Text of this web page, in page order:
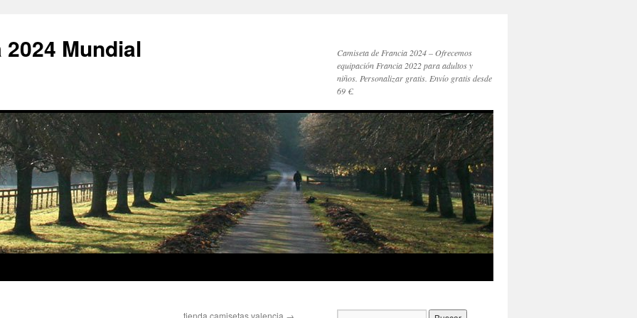
Mundial
Camiseta de Francia 2024 – Ofrecemos
equipación Francia 2022 para adultos y
niños. Personalizar gratis. Envío gratis desde
69 €.
tienda camisetas valencia →